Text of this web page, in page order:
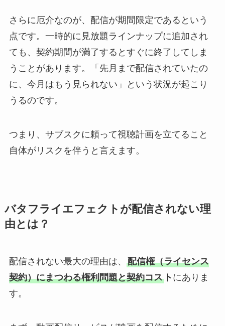
さらに厄介なのが、配信が期間限定であるという
点です。一時的に見放題ラインナップに追加され
ても、契約期間が満了するとすぐに終了してしま
うことがあります。「先月まで配信されていたの
に、今月はもう見られない」という状況が起こり
うるのです。
つまり、サブスクに頼って視聴計画を立てること
自体がリスクを伴うと言えます。
バタフライエフェクトが配信されない理
由とは？
配信されない最大の理由は、 配信権（ライセンス
契約）にまつわる権利問題と契約コスト にありま
す。